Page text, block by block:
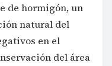
de hormigón, un
natural del
en el
del área